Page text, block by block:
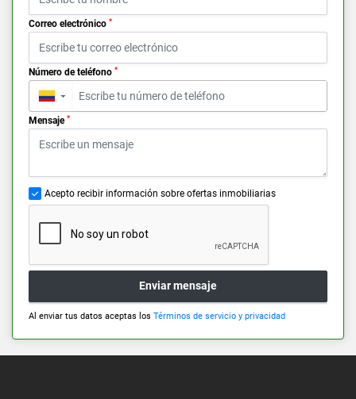
Correo electrónico *
Número de teléfono *
▼
Mensaje *
Acepto recibir información sobre ofertas inmobiliarias
Enviar mensaje
Al enviar tus datos aceptas los Términos de servicio y privacidad